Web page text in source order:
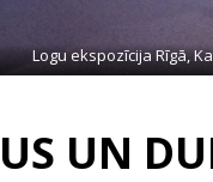
Logu ekspozīcija Rīgā,
UN